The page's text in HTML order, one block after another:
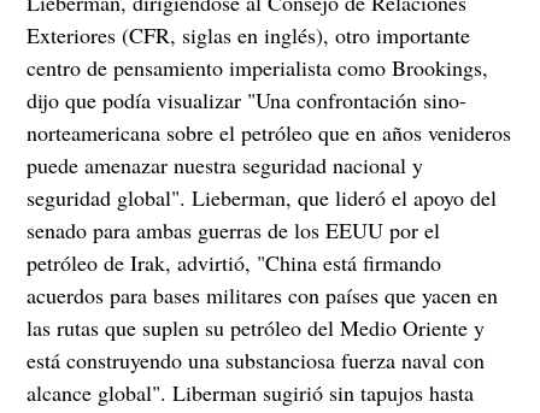
Exteriores (CFR, siglas en inglés), otro importante
centro de pensamiento imperialista como Brookings,
dijo que podía visualizar "Una confrontación sino-
norteamericana sobre el petróleo que en años venideros
puede amenazar nuestra seguridad nacional y
seguridad global". Lieberman, que lideró el apoyo del
senado para ambas guerras de los EEUU por el
petróleo de Irak, advirtió, "China está firmando
acuerdos para bases militares con países que yacen en
las rutas que suplen su petróleo del Medio Oriente y
está construyendo una substanciosa fuerza naval con
alcance global". Liberman sugirió sin tapujos hasta